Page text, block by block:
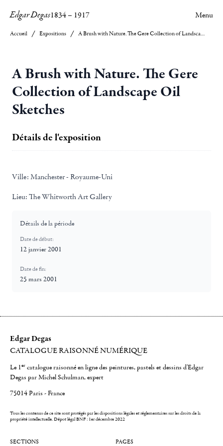
Edgar Degas1834– 1917 Menu
Accueil Expositions A Brush with Nature. The Gere Collection of Landscape Oil Sketches
A Brush with Nature. The Gere
Collection of Landscape Oil
Sketches
Détails de l'exposition
Ville: Manchester - Royaume-Uni
Lieu: The Whitworth Art Gallery
Détails de la période
Date de début:
12 janvier 2001
Date de fin:
25 mars 2001
Edgar Degas
CATALOGUE RAISONNÉ NUMÉRIQUE
Le 1er catalogue raisonné en ligne des peintures, pastels et dessins d'Edgar
Degas par Michel Schulman, expert
75014 Paris - France
Tous les contenus de ce site sont protégés par les dispositions légales et réglementaires sur les droits de la
propriété intellectuelle.Dépot légal BNF : 1er décembre 2022
SECTIONS PAGES